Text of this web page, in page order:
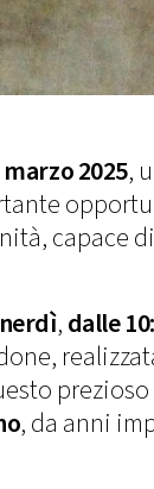
2025,
capace
,dalle
, da anni